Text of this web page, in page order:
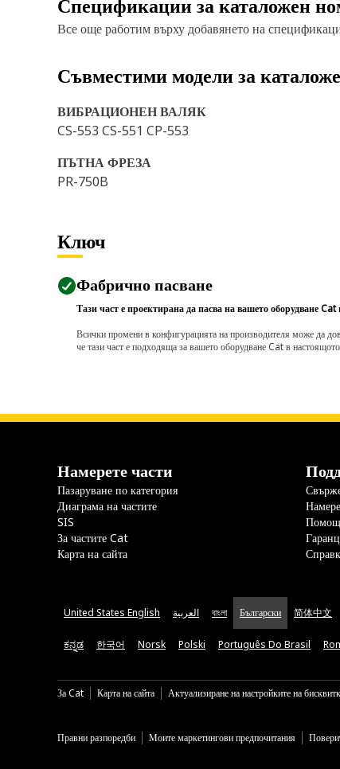
Спецификации за каталожен
Все още работим върху добавянето на
Съвместими модели за
ВИБРАЦИОНЕН ВАЛЯК
CS-553 CS-551 CP-553
ПЪТНА ФРЕЗА
PR-750B
Ключ
Фабрично пасване
Тази част е проектирана да пасва на вашето оборудване
Всички промени в конфигурацията на производителя може да
че тази част е подходяща за вашето оборудване Cat в
Намерете части
Пазаруване по категория
Диаграма на частите
SIS
За частите Cat
Карта на сайта
United States English العربية বাংলা Български 简体中文
ಕನ್ನಡ 한국어 Norsk Polski Português Do Brasil
За Cat Карта на сайта Актуализиране на настройките на
Правни разпоредби Моите маркетингови предпочитания